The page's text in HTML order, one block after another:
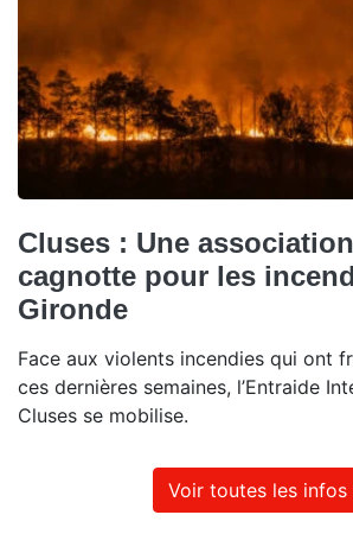
Cluses : Une
cagnotte pour les
Gironde
Face aux violents incendies qui ont
ces dernières semaines, l’Entraide
Cluses se mobilise.
Voir toutes les infos